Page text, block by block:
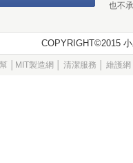
也不
│ MIT製造網 清潔服務 維護網